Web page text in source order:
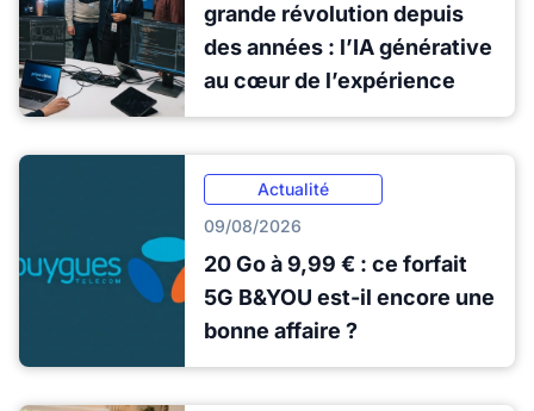
grande révolution depuis
des années : l’IA générative
au cœur de l’expérience
Actualité
09/08/2026
20 Go à 9,99 € : ce forfait
5G B&YOU est-il encore une
bonne affaire ?